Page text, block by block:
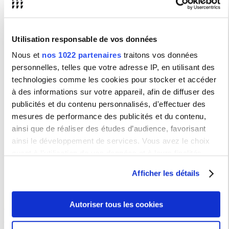
Utilisation responsable de vos données
Nous et nos 1022 partenaires traitons vos données
personnelles, telles que votre adresse IP, en utilisant des
technologies comme les cookies pour stocker et accéder
à des informations sur votre appareil, afin de diffuser des
publicités et du contenu personnalisés, d'effectuer des
mesures de performance des publicités et du contenu,
ainsi que de réaliser des études d’audience, favorisant
ainsi le développement de services. Vous avez le choix
moment en consultant la Déclaration relative aux cookies
ou en cliquant sur l'icône de confidentialité.
Si vous le permettez, nous aimerions également :
Afficher les détails
Autoriser tous les cookies
Pôle Certifications et Formations qualifiantes
delfdalf.sfc@sorbonne-nouvelle.fr
celpebras.
@sorbonne-nouvelle.fr
coursfrancaisdhiver.sfc @sorbonne-nouvelle.fr
coursfrancaisdete.
sfc@sorbonne-nouvelle.fr
Pôle Reprise d'Etudes
sfc.reprise.etudes@sorbonne-nouvelle.fr
sfc.vapp@sorbonne-nouvelle.fr: Validation d'Acquis
Professionnels et/ou Personnels et Conseil en reprise d'études
sfc.daeu@sorbonne-nouvelle.fr: Diplôme d'Accès aux Etudes
Universitaires
Pôle Validation des acquis de l'expérience
.vae
l'Expérience
Pôle Ingénierie de projets
Découvrez toutes nos formations